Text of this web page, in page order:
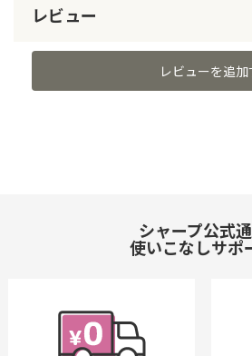
レビュー
レビューを追加
シャープ公式
使いこなしサポ